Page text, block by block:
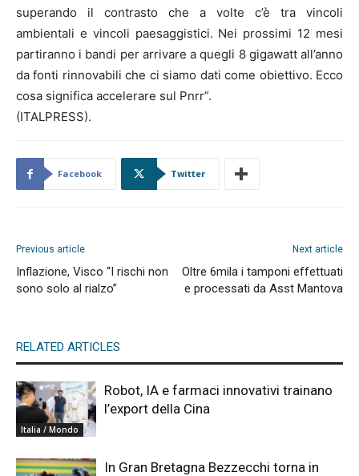
superando il contrasto che a volte c’è tra vincoli
ambientali e vincoli paesaggistici. Nei prossimi 12 mesi
partiranno i bandi per arrivare a quegli 8 gigawatt all’anno
da fonti rinnovabili che ci siamo dati come obiettivo. Ecco
cosa significa accelerare sul Pnrr”.
(ITALPRESS).
Facebook Twitter
Previous article
Inflazione, Visco “I rischi non
sono solo al rialzo”
Next article
Oltre 6mila i tamponi effettuati
e processati da Asst Mantova
RELATED ARTICLES
Italia / Mondo
Robot, IA e farmaci innovativi trainano
l’export della Cina
In Gran Bretagna Bezzecchi torna in